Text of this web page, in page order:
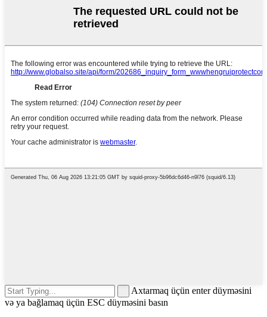
Axtarmaq üçün enter düyməsini
və ya bağlamaq üçün ESC düyməsini basın